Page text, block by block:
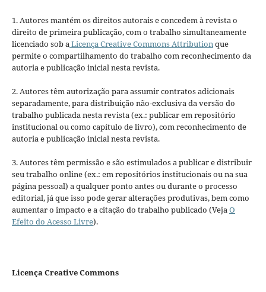
1. Autores mantém os direitos autorais e concedem à revista o
direito de primeira publicação, com o trabalho simultaneamente
licenciado sob aLicença Creative Commons Attributionque
permite o compartilhamento do trabalho com reconhecimento da
autoria e publicação inicial nesta revista.
2. Autores têm autorização para assumir contratos adicionais
separadamente, para distribuição não-exclusiva da versão do
trabalho publicada nesta revista (ex.: publicar em repositório
institucional ou como capítulo de livro), com reconhecimento de
autoria e publicação inicial nesta revista.
3. Autores têm permissão e são estimulados a publicar e distribuir
seu trabalho online (ex.: em repositórios institucionais ou na sua
página pessoal) a qualquer ponto antes ou durante o processo
editorial, já que isso pode gerar alterações produtivas, bem como
aumentar o impacto e a citação do trabalho publicado (VejaO
Efeito do Acesso Livre).
Licença Creative Commons